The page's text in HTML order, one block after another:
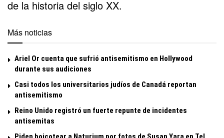
de la historia del siglo XX.
Más noticias
Ariel Or cuenta que sufrió antisemitismo en Hollywood
durante sus audiciones
Casi todos los universitarios judíos de Canadá reportan
antisemitismo
Reino Unido registró un fuerte repunte de incidentes
antisemitas